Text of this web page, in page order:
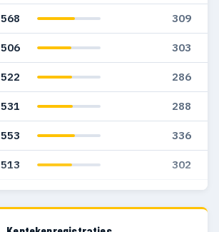
568 309
506 303
522 286
531 288
553 336
513 302
638 421